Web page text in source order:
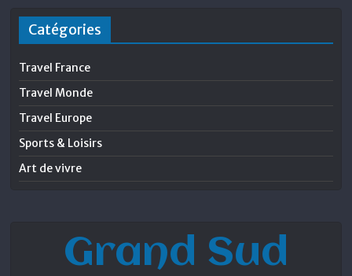
Catégories
Travel France
Travel Monde
Travel Europe
Sports & Loisirs
Art de vivre
Grand Sud